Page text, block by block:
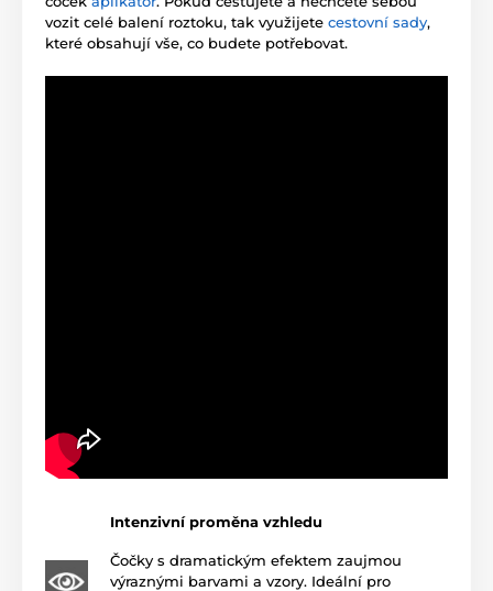
vozit celé balení roztoku, tak využijete cestovní sady,
které obsahují vše, co budete potřebovat.
Intenzivní proměna vzhledu
Čočky s dramatickým efektem zaujmou
výraznými barvami a vzory. Ideální pro